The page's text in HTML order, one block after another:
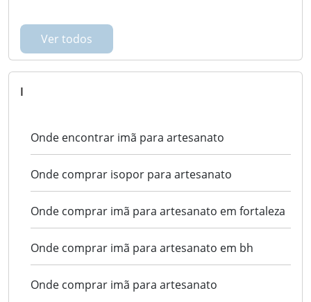
Ver todos
I
Onde encontrar imã para artesanato
Onde comprar isopor para artesanato
Onde comprar imã para artesanato em fortaleza
Onde comprar imã para artesanato em bh
Onde comprar imã para artesanato